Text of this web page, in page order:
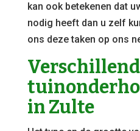
kan ook betekenen dat
nodig heeft dan u zelf
ons deze taken op ons
in Zulte